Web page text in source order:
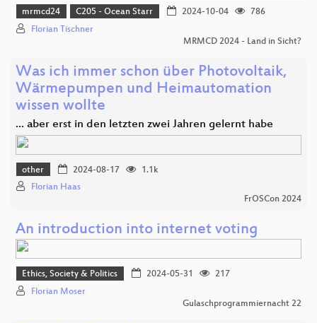
mrmcd24 C205 - Ocean Starr 2024-10-04
786
Florian Tischner
MRMCD 2024 - Land in Sicht?
Was ich immer schon über Photovoltaik,
Wärmepumpen und Heimautomation
wissen wollte
... aber erst in den letzten zwei Jahren gelernt habe
other 2024-08-17
1.1k
Florian Haas
FrOSCon 2024
An introduction into internet voting
Ethics, Society & Politics 2024-05-31
217
Florian Moser
Gulaschprogrammiernacht 22